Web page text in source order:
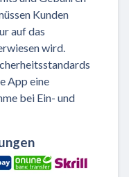
Kunden
auf das
wird.
App eine
bei Ein- und